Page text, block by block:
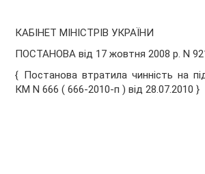
КАБІНЕТ МІНІСТРІВ УКРАЇНИ
ПОСТАНОВА від 17 жовтня 2008 р. N
{ Постанова втратила чинність на
КМ N 666 ( 666-2010-п ) від 28.07.2010 }